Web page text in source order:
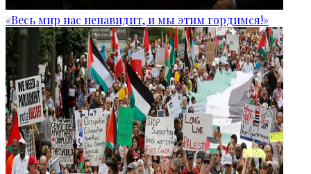
«Весь мир нас ненавидит, и мы этим гордимся!»